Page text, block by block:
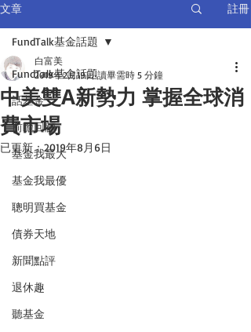
文章 註冊
FundTalk基金話題
話基金
前瞻回顧
基金我最大
基金我最優
聰明買基金
債券天地
新聞點評
退休趣
聽基金
FundTalk基金話題
中美雙A新勢力 掌握全球消
費市場
白富美
2019年2月19日 讀畢需時 5 分鐘
已更新：2019年8月6日